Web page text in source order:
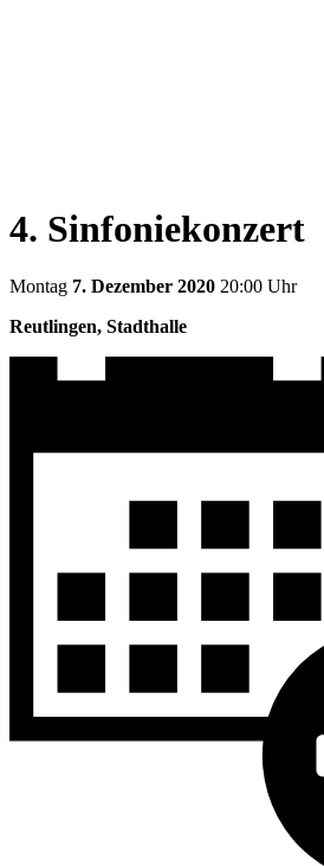
4. Sinfoniekonzert
Montag 7. Dezember 2020 20:00 Uhr
Reutlingen, Stadthalle